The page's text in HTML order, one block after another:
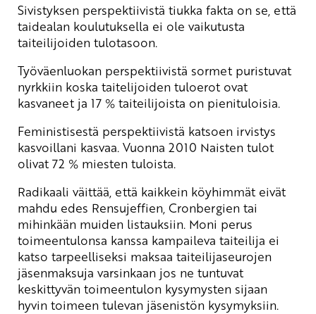
Sivistyksen perspektiivistä tiukka fakta on se, että
taidealan koulutuksella ei ole vaikutusta
taiteilijoiden tulotasoon.
Työväenluokan perspektiivistä sormet puristuvat
nyrkkiin koska taitelijoiden tuloerot ovat
kasvaneet ja 17 % taiteilijoista on pienituloisia.
Feministisestä perspektiivistä katsoen irvistys
kasvoillani kasvaa. Vuonna 2010 Naisten tulot
olivat 72 % miesten tuloista.
Radikaali väittää, että kaikkein köyhimmät eivät
mahdu edes Rensujeffien, Cronbergien tai
mihinkään muiden listauksiin. Moni perus
toimeentulonsa kanssa kampaileva taiteilija ei
katso tarpeelliseksi maksaa taiteilijaseurojen
jäsenmaksuja varsinkaan jos ne tuntuvat
keskittyvän toimeentulon kysymysten sijaan
hyvin toimeen tulevan jäsenistön kysymyksiin.